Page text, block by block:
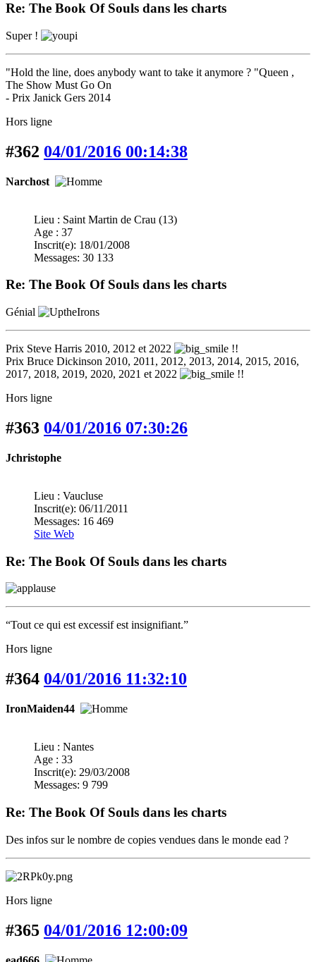
Re: The Book Of Souls dans les charts
Super !
"Hold the line, does anybody want to take it anymore ? "Queen ,
The Show Must Go On
- Prix Janick Gers 2014
Hors ligne
#362 04/01/2016 00:14:38
Narchost
Lieu : Saint Martin de Crau (13)
Age : 37
Inscrit(e): 18/01/2008
Messages: 30 133
Re: The Book Of Souls dans les charts
Génial
Prix Steve Harris 2010, 2012 et 2022
!!
Prix Bruce Dickinson 2010, 2011, 2012, 2013, 2014, 2015, 2016,
2017, 2018, 2019, 2020, 2021 et 2022
!!
Hors ligne
#363 04/01/2016 07:30:26
Jchristophe
Lieu : Vaucluse
Inscrit(e): 06/11/2011
Messages: 16 469
Site Web
Re: The Book Of Souls dans les charts
“Tout ce qui est excessif est insignifiant.”
Hors ligne
#364 04/01/2016 11:32:10
IronMaiden44
Lieu : Nantes
Age : 33
Inscrit(e): 29/03/2008
Messages: 9 799
Re: The Book Of Souls dans les charts
Des infos sur le nombre de copies vendues dans le monde ead ?
Hors ligne
#365 04/01/2016 12:00:09